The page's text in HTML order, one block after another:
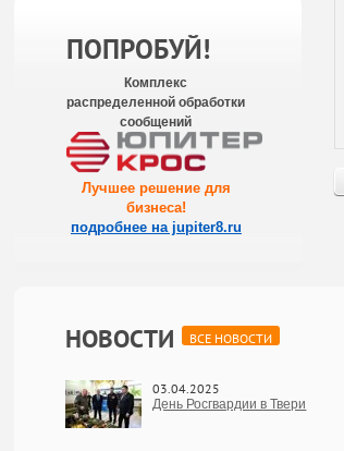
ПОПРОБУЙ!
Комплекс
распределенной обработки
сообщений
Лучшее решение для
бизнеса!
подробнее на jupiter8.ru
НОВОСТИ ВСЕ НОВОСТИ
03.04.2025
День Росгвардии в Твери